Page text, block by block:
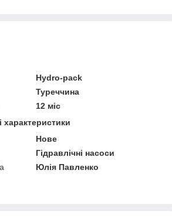
Hydro-pack
Туреччина
12 міс
характеристики
Нове
Гідравлічні насоси
Юлія Павленко